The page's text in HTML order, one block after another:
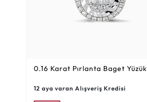
0.16 Karat Pırlanta Baget Yüzük
12 aya varan Alışveriş Kredisi